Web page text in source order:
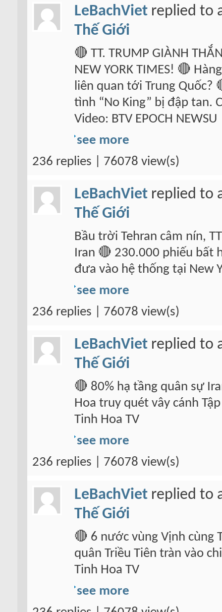
LeBachViet replied to
Thế Giới
🔴 TT. TRUMP GIÀNH
NEW YORK TIMES! 🔴
liên quan tới Trung Quốc?
tình “No King” bị đập tan.
Video: BTV EPOCH NEWSU
see more
236 replies | 76078 view(s)
LeBachViet replied to
Thế Giới
Bầu trời Tehran câm nín,
Iran 🔴 230.000 phiếu bất
đưa vào hệ thống tại New
see more
236 replies | 76078 view(s)
LeBachViet replied to
Thế Giới
🔴 80% hạ tầng quân sự
Hoa truy quét vây cánh
Tinh Hoa TV
see more
236 replies | 76078 view(s)
LeBachViet replied to
Thế Giới
🔴 6 nước vùng Vịnh cùng
quân Triều Tiên tràn vào
Tinh Hoa TV
see more